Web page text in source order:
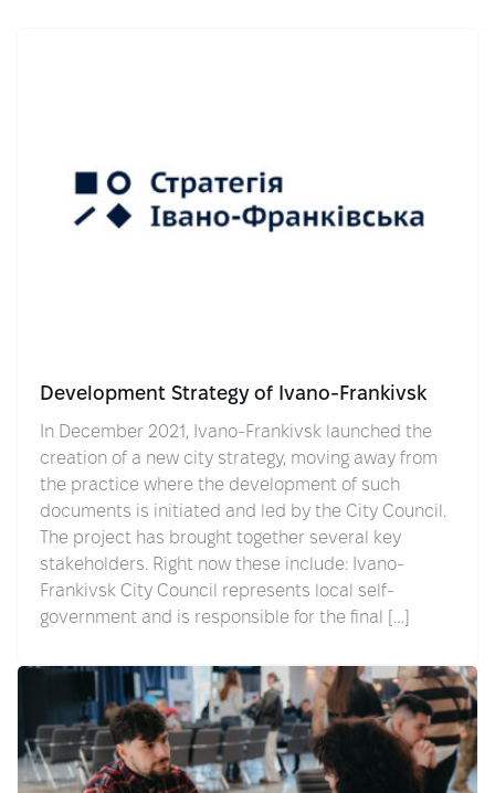
Development Strategy of Ivano-Frankivsk
In December 2021, Ivano-Frankivsk launched the
creation of a new city strategy, moving away from
the practice where the development of such
documents is initiated and led by the City Council.
The project has brought together several key
stakeholders. Right now these include: Ivano-
Frankivsk City Council represents local self-
government and is responsible for the final […]